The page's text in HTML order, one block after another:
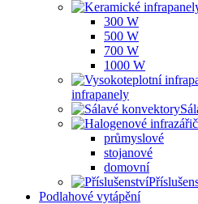
300 W
500 W
700 W
1000 W
infrapanely
průmyslové
stojanové
domovní
Podlahové vytápění